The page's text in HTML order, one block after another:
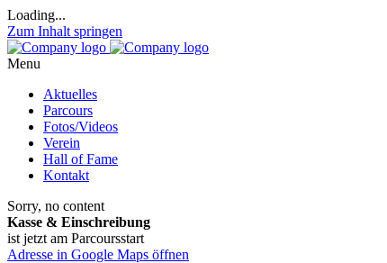
Loading...
Zum Inhalt springen
Menu
Aktuelles
Parcours
Fotos/Videos
Verein
Hall of Fame
Kontakt
Sorry, no content
Kasse & Einschreibung
ist jetzt am Parcoursstart
Adresse in Google Maps öffnen